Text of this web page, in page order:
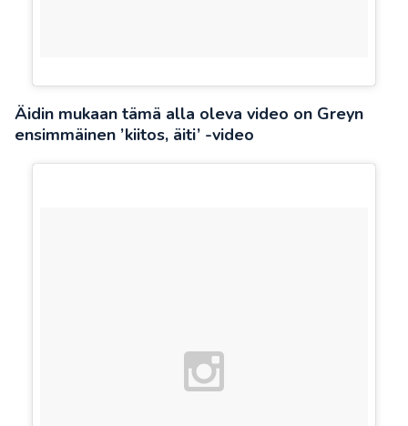
Äidin mukaan tämä alla oleva video on Greyn
ensimmäinen ’kiitos, äiti’ -video